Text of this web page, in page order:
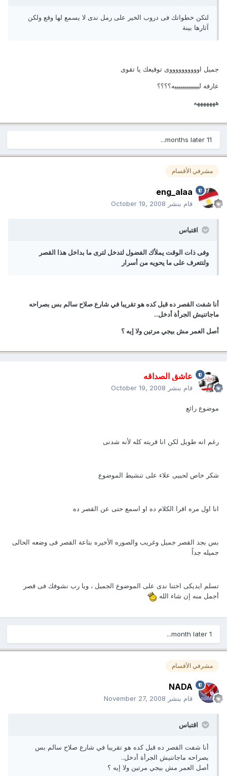
لتكن خطواتك فى دروب الخير على رمل ندى لا يسمع لها وقع ولكن
آثارها بينة
جميل اووووووووووى توقيعك يا تقوى
عارفه لييييييييييييه؟؟؟؟
هههههههه
11 months later...
مشرفي الأقسام
eng_alaa
قام بنشر October 19, 2008
اقتباس
وفى ذات الوقت يملأك الفضول لتدخل لترى ما بداخل هذا القصر
ولتتعرف على ما يحويه من أسرار
أنا شفت القصر ده قبل كده هو تقريبا في شارع صلاح سالم بس بصراحه
ماجاتنيش الجرأة أدخل..
أصل العمر مش بيجي مرتين ولا إيه ؟
عاشق الصداقه
قام بنشر October 19, 2008
موضوع رائع
رغم انه طويل لكن انا قريته كله لأنه شدنى
شكر خاص لحبيى علاء على تنشيط الموضوع
انا اول مره اقرا الكلام ده او اسمع حتى عن القصر ده
بس بجد القصر جميل وغريب والصوره الأخيره بتاعة القصر فى وضعه الحالى
جميله جداً
تسلم ايديكى اختنا ندى على الموضوع الجميل ، ويا رب نشوفك فى قصر
أجمل منه إن شاء الله
مشرفي الأقسام
NADA
قام بنشر November 27, 2008
اقتباس
أنا شفت القصر ده قبل كده هو تقريبا في شارع صلاح سالم بس
بصراحه ماجاتنيش الجرأة أدخل..
أصل العمر مش بيجي مرتين ولا إيه ؟